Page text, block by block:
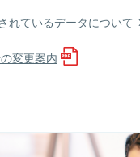
れているデータについて
変更案内